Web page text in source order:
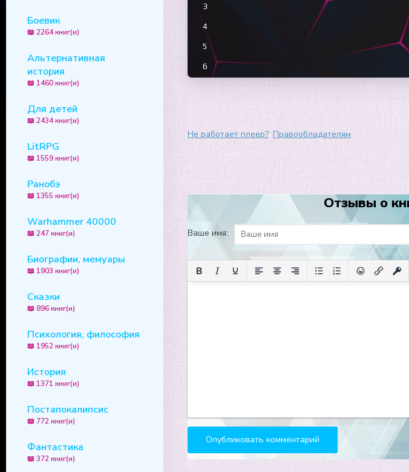
Боевик
📖 2264 книг(и)
Альтернативная
история
📖 1460 книг(и)
Для детей
📖 2434 книг(и)
LitRPG
📖 1559 книг(и)
Ранобэ
📖 1355 книг(и)
Warhammer 40000
📖 247 книг(и)
Биографии, мемуары
📖 1903 книг(и)
Сказки
📖 896 книг(и)
Психология, философия
📖 1952 книг(и)
История
📖 1371 книг(и)
Постапокалипсис
📖 772 книг(и)
Фантастика
📖 372 книг(и)
3
4
5
6
24
Не работает плеер? Правообладателям
Отзывы о
Ваше имя: